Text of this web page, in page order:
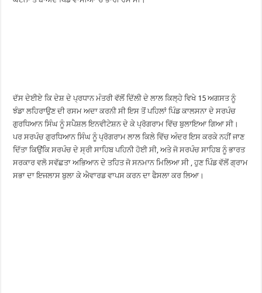
ਦੱਸ ਦੇਈਏ ਕਿ ਦੇਸ਼ ਦੇ ਪ੍ਰਧਾਨ ਮੰਤਰੀ ਵੱਲੋਂ ਦਿੱਲੀ ਦੇ ਲਾਲ ਕਿਲ੍ਹੇ ਵਿਖੇ 15 ਅਗਸਤ ਨੂੰ
ਝੰਡਾ ਲਹਿਰਾਉਣ ਦੀ ਰਸਮ ਅਦਾ ਕਰਨੀ ਸੀ ਇਸ ਤੋਂ ਪਹਿਲਾਂ ਪਿੰਡ ਕਾਲਸਨਾ ਦੇ ਸਰਪੰਚ
ਗੁਰਧਿਆਨ ਸਿੰਘ ਨੂੰ ਸਪੈਸ਼ਲ ਇਨਵੀਟੇਸ਼ਨ ਦੇ ਕੇ ਪ੍ਰੋਗਰਾਮ ਵਿੱਚ ਬੁਲਾਇਆ ਗਿਆ ਸੀ।
ਪਰ ਸਰਪੰਚ ਗੁਰਧਿਆਨ ਸਿੰਘ ਨੂੰ ਪ੍ਰੋਗਰਾਮ ਲਾਲ ਕਿਲੇ ਵਿੱਚ ਅੰਦਰ ਇਸ ਕਰਕੇ ਨਹੀਂ ਜਾਣ
ਦਿੱਤਾ ਕਿਉਂਕਿ ਸਰਪੰਚ ਦੇ ਸ੍ਰੀ ਸਾਹਿਬ ਪਹਿਨੀ ਹੋਈ ਸੀ, ਅਤੇ ਜੋ ਸਰਪੰਚ ਸਾਹਿਬ ਨੂੰ ਭਾਰਤ
ਸਰਕਾਰ ਵਲੋ ਸਵੱਛਤਾ ਅਭਿਆਨ ਦੇ ਤਹਿਤ ਜੋ ਸਨਮਾਨ ਮਿਲਿਆ ਸੀ , ਹੁਣ ਪਿੰਡ ਵੱਲੋਂ ਗ੍ਰਾਮ
ਸਭਾ ਦਾ ਇਜਲਾਸ ਬੁਲਾ ਕੇ ਐਵਾਰਡ ਵਾਪਸ ਕਰਨ ਦਾ ਫੈਸਲਾ ਕਰ ਲਿਆ।